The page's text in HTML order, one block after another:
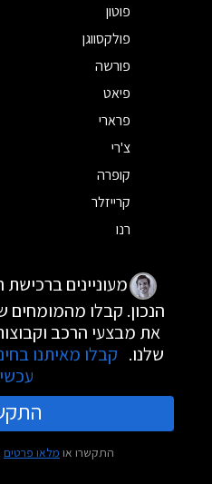
פוטון
פולקסווגן
פורשה
פיאט
פרארי
צ'רי
קופרה
קרייזלר
רנו
מעוניינים
הנכון. קבלו מהמומחים
את מבצעי הרכב
שלנו. קבלו מאיתנו
התקשרו או מלאו פרטים